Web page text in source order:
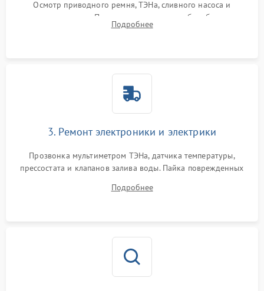
Осмотр приводного ремня, ТЭНа, сливного насоса и
амортизаторов. Проверка подшипников барабана и
крестовины на износ, а манжеты люка на разрывы.
Подробнее
3. Ремонт электроники и электрики
Прозвонка мультиметром ТЭНа, датчика температуры,
прессостата и клапанов залива воды. Пайка поврежденных
Восстановление целостности проводки и контактов.
Подробнее